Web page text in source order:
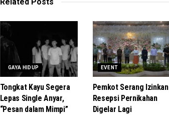
GAYA HIDUP
Tongkat Kayu Segera
Lepas Single Anyar,
“Pesan dalam Mimpi”
EVENT
Pemkot Serang Izinkan
Resepsi Pernikahan
Digelar Lagi